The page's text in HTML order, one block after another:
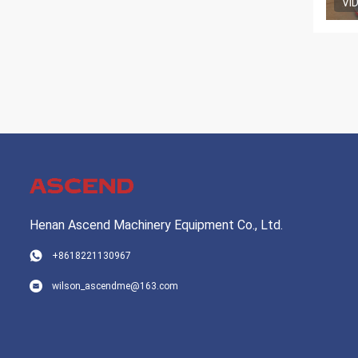
Henan Ascend Machinery Equipment Co., Ltd.
+8618221130967
wilson_ascendme@163.com